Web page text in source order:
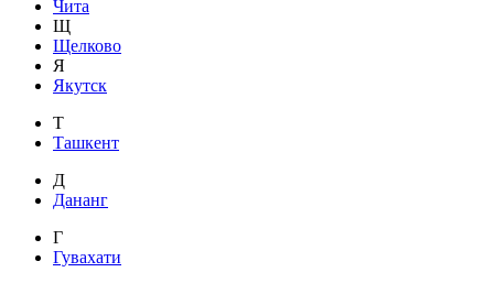
Чита
Щ
Щелково
Я
Якутск
Т
Ташкент
Д
Дананг
Г
Гувахати